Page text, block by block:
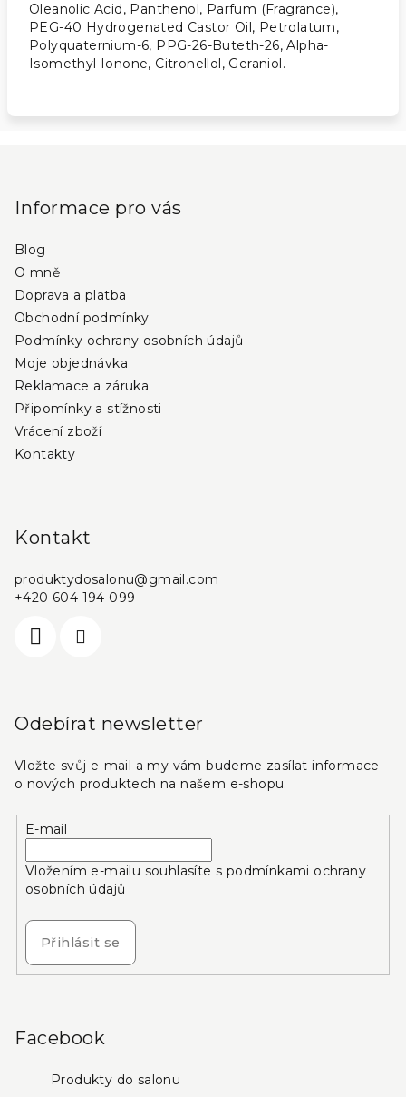
Oleanolic Acid, Panthenol, Parfum (Fragrance),
PEG-40 Hydrogenated Castor Oil, Petrolatum,
Polyquaternium-6, PPG-26-Buteth-26, Alpha-
Isomethyl Ionone, Citronellol, Geraniol.
Informace pro vás
Blog
O mně
Doprava a platba
Obchodní podmínky
Podmínky ochrany osobních údajů
Moje objednávka
Reklamace a záruka
Připomínky a stížnosti
Vrácení zboží
Kontakty
Kontakt
produktydosalonu@gmail.com
+420 604 194 099
Odebírat newsletter
Vložte svůj e-mail a my vám budeme zasílat informace
o nových produktech na našem e-shopu.
E-mail
Vložením e-mailu souhlasíte s podmínkami ochrany
osobních údajů
Přihlásit se
Facebook
Produkty do salonu